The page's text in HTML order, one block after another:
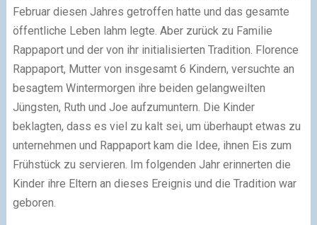
Februar diesen Jahres getroffen hatte und das gesamte
öffentliche Leben lahm legte. Aber zurück zu Familie
Rappaport und der von ihr initialisierten Tradition. Florence
Rappaport, Mutter von insgesamt 6 Kindern, versuchte an
besagtem Wintermorgen ihre beiden gelangweilten
Jüngsten, Ruth und Joe aufzumuntern. Die Kinder
beklagten, dass es viel zu kalt sei, um überhaupt etwas zu
unternehmen und Rappaport kam die Idee, ihnen Eis zum
Frühstück zu servieren. Im folgenden Jahr erinnerten die
Kinder ihre Eltern an dieses Ereignis und die Tradition war
geboren.